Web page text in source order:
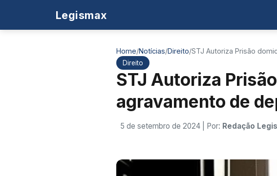
Legismax
Home/Notícias/Direito/STJ Autoriza Prisão
Direito
STJ Autoriza
agravamento de
5 de setembro de 2024 | Por: Redação